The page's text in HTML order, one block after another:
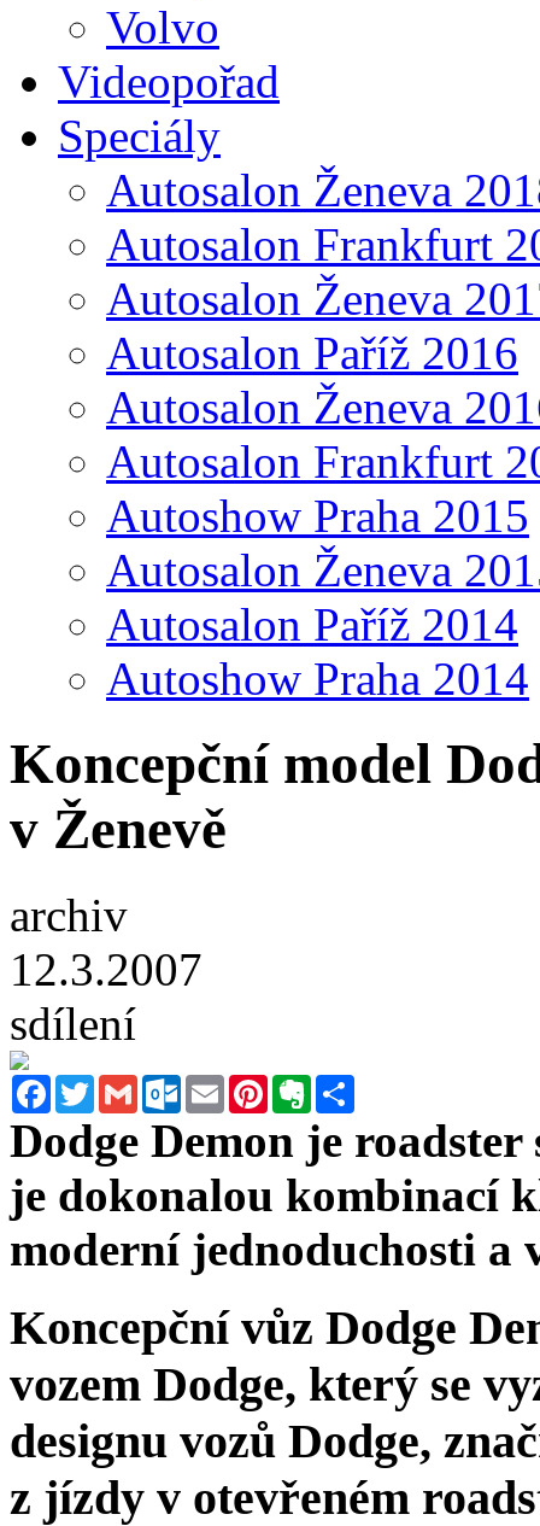
Volvo
Videopořad
Speciály
Autosalon Ženeva
Autosalon Frankfurt
Autosalon Ženeva
Autosalon Paříž 2016
Autosalon Ženeva
Autosalon Frankfurt
Autoshow Praha 2015
Autosalon Ženeva
Autosalon Paříž 2014
Autoshow Praha 2014
Koncepční model
v Ženevě
archiv
12.3.2007
sdílení
FacebookTwitterGmail Outlook.com
Email PinterestEvernote
Dodge Demon je
je dokonalou kombinací
moderní jednoduchosti a
Koncepční vůz Dodge
vozem Dodge, který se
designu vozů Dodge,
z jízdy v otevřeném